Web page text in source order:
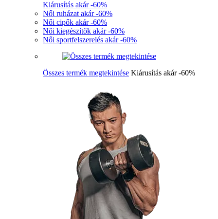
Kiárusítás akár -60%
Női ruházat akár -60%
Női cipők akár -60%
Női kiegészítők akár -60%
Női sportfelszerelés akár -60%
Összes termék megtekintése Kiárusítás akár -60%